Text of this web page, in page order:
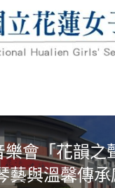
會「花韻之
藝與溫馨傳